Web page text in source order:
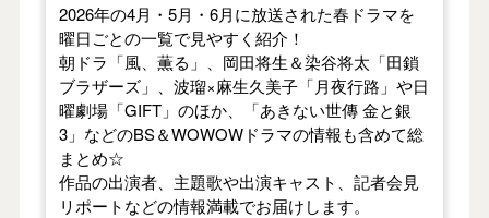
2026年の4月・5月・6月に放送された春ドラマを
曜日ごとの一覧で見やすく紹介！
朝ドラ「風、薫る」、岡田将生＆染谷将太「田鎖
ブラザーズ」、波瑠×麻生久美子「月夜行路」や日
曜劇場「GIFT」のほか、「あきない世傳 金と銀
3」などのBS＆WOWOWドラマの情報も含めて総
まとめ☆
作品の出演者、主題歌や出演キャスト、記者会見
リポートなどの情報満載でお届けします。